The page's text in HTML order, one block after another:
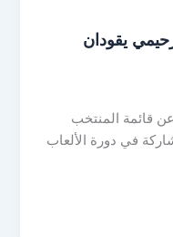
يقودان
قائمة المنتخب
تحت 23 سنة المشاركة في دورة الألعاب